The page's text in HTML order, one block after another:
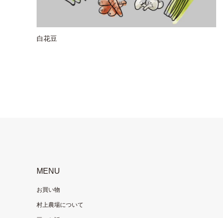
白花豆
MENU
お買い物
村上農場について